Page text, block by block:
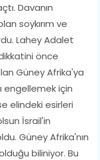
Davanın
soykırım ve
Lahey Adalet
önce
Güney Afrika'ya
engellemek için
elindeki esirleri
İsrail'in
Güney Afrika'nın
biliniyor. Bu